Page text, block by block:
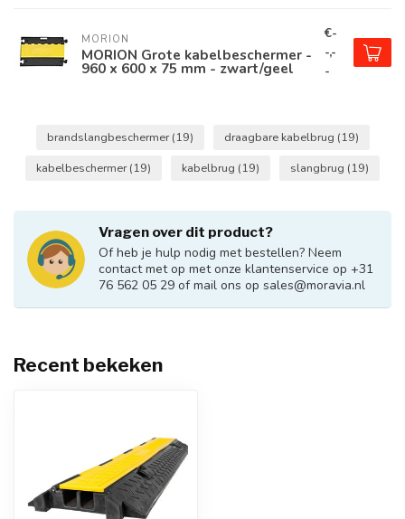
MORION
MORION Grote kabelbeschermer -
960 x 600 x 75 mm - zwart/geel
€-
-,-
-
brandslangbeschermer(19) draagbare kabelbrug (19)
kabelbeschermer(19) kabelbrug (19) slangbrug (19)
Vragen over dit product?
Of heb je hulp nodig met bestellen? Neem
contact met op met onze klantenservice op +31
76 562 05 29 of mail ons op sales@moravia.nl
Recent bekeken